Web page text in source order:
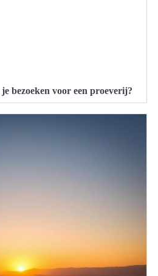
bezoeken voor een proeverij?